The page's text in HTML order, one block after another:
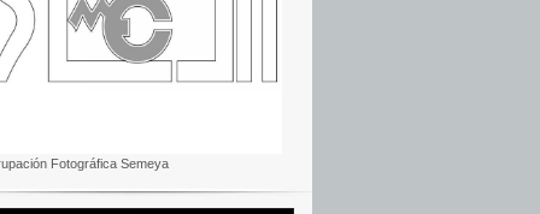
Fotográfica Semeya